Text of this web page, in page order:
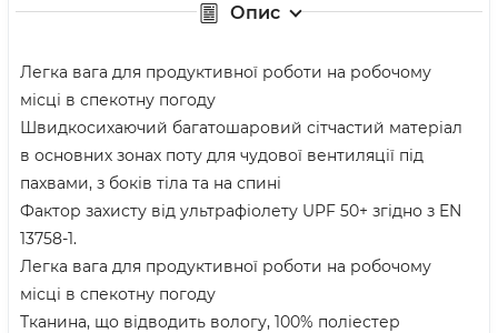
Опис
Легка вага для продуктивної роботи на робочому
місці в спекотну погоду
Швидкосихаючий багатошаровий сітчастий матеріал
в основних зонах поту для чудової вентиляції під
пахвами, з боків тіла та на спині
Фактор захисту від ультрафіолету UPF 50+ згідно з EN
13758-1.
Легка вага для продуктивної роботи на робочому
місці в спекотну погоду
Тканина, що відводить вологу, 100% поліестер